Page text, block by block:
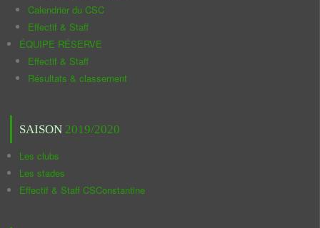
Calendrier du CSC
Effectif & Staff
ÉQUIPE RÉSERVE
Effectif & Staff
Résultats & classement
SAISON 2019/2020
Les clubs
Les stades
Effectif & Staff CSConstantine